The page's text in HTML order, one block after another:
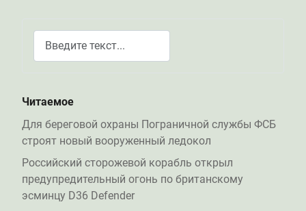
Читаемое
Для береговой охраны Пограничной службы ФСБ
строят новый вооруженный ледокол
Российский сторожевой корабль открыл
предупредительный огонь по британскому
эсминцу D36 Defender